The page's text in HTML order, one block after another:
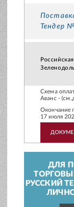
Тендер
Схема
Аванс -
Окончание
17 июля
ДЛЯ
РУССКИЙ